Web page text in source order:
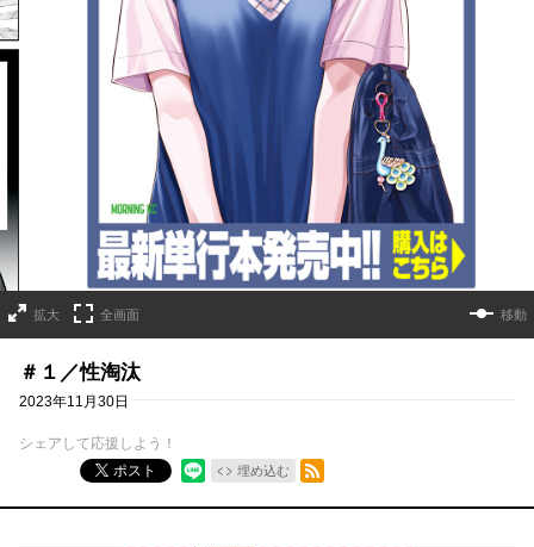
詳細ページへのリンク
拡大 全画面 移動
＃１／性淘汰
2023年11月30日
シェアして応援しよう！
ポスト
埋め込む
RSSフィード